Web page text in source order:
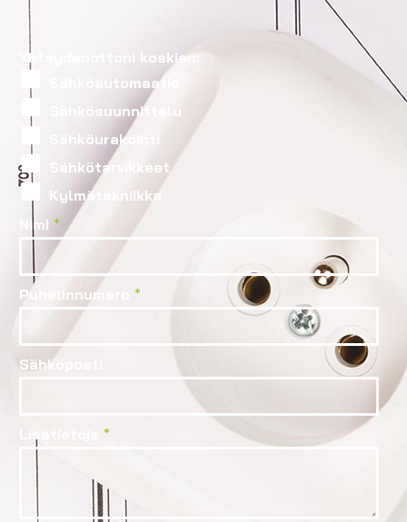
Yhteydenottoni koskien:
Sähköautomaatio
Sähkösuunnittelu
Sähköurakointi
Sähkötarvikkeet
Kylmätekniikka
Nimi *
Puhelinnumero *
Sähköposti
*